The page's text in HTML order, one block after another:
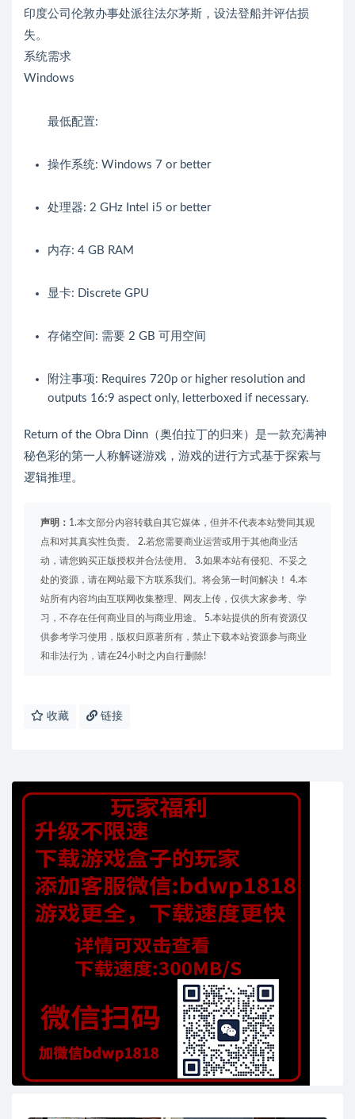
印度公司伦敦办事处派往法尔茅斯，设法登船并评估损
失。
系统需求
Windows
最低配置:
操作系统: Windows 7 or better
处理器: 2 GHz Intel i5 or better
内存: 4 GB RAM
显卡: Discrete GPU
存储空间: 需要 2 GB 可用空间
附注事项: Requires 720p or higher resolution and
outputs 16:9 aspect only, letterboxed if necessary.
Return of the Obra Dinn（奥伯拉丁的归来）是一款充满神
秘色彩的第一人称解谜游戏，游戏的进行方式基于探索与
逻辑推理。
声明： 1.本文部分内容转载自其它媒体，但并不代表本站赞同其观
点和对其真实性负责。 2.若您需要商业运营或用于其他商业活
动，请您购买正版授权并合法使用。 3.如果本站有侵犯、不妥之
处的资源，请在网站最下方联系我们。将会第一时间解决！ 4.本
站所有内容均由互联网收集整理、网友上传，仅供大家参考、学
习，不存在任何商业目的与商业用途。 5.本站提供的所有资源仅
供参考学习使用，版权归原著所有，禁止下载本站资源参与商业
和非法行为，请在24小时之内自行删除!
收藏 链接